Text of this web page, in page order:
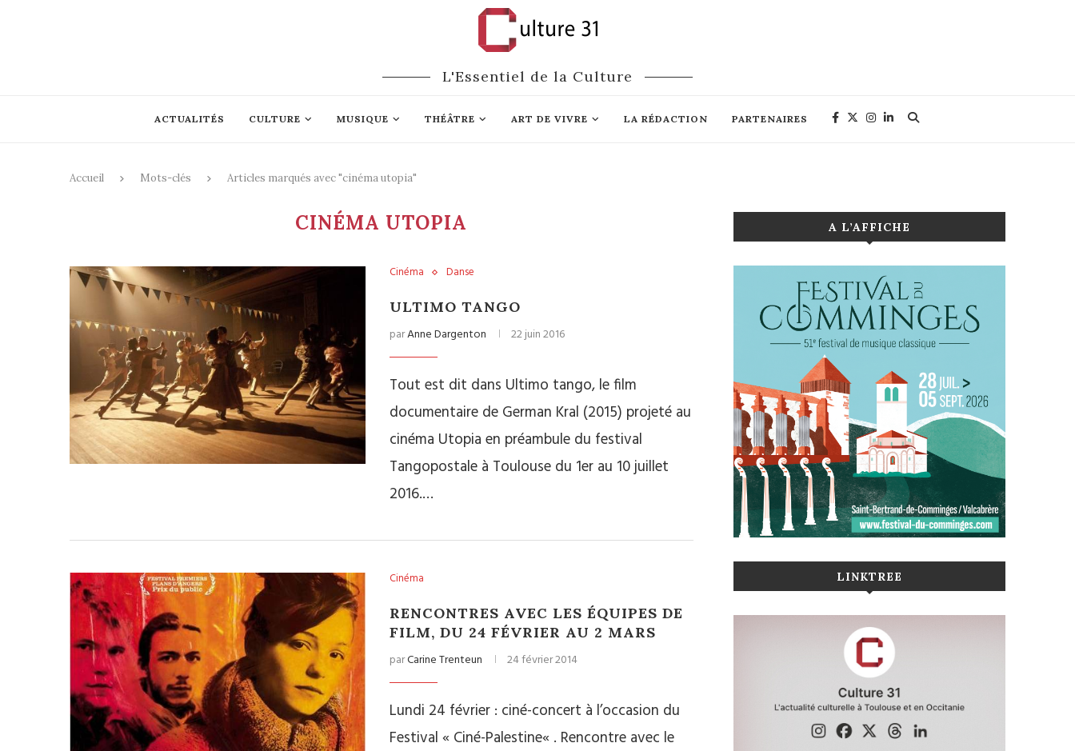
L'Essentiel de la Culture
ACTUALITÉS CULTURE MUSIQUE THÉÂTRE ART DE VIVRE LA RÉDACTION PARTENAIRES
Accueil Mots-clés Articles marqués avec "cinéma utopia"
CINÉMA UTOPIA
Cinéma Danse
ULTIMO TANGO
parAnne Dargenton 22 juin 2016
Tout est dit dans Ultimo tango, le film
documentaire de German Kral (2015) projeté au
cinéma Utopia en préambule du festival
Tangopostale à Toulouse du 1er au 10 juillet
2016.…
Cinéma
RENCONTRES AVEC LES ÉQUIPES DE
FILM, DU 24 FÉVRIER AU 2 MARS
parCarine Trenteun 24 février 2014
Lundi 24 février : ciné-concert à l’occasion du
Festival « Ciné-Palestine« . Rencontre avec le
A L’AFFICHE
LINKTREE